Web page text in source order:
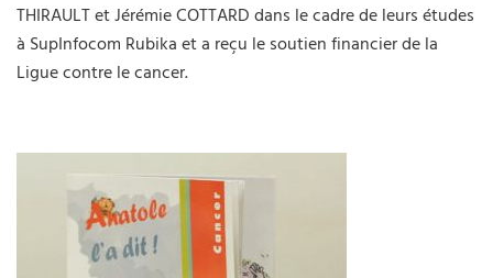
THIRAULT et Jérémie COTTARD dans le cadre de leurs études
à SupInfocom Rubika et a reçu le soutien financier de la
Ligue contre le cancer.